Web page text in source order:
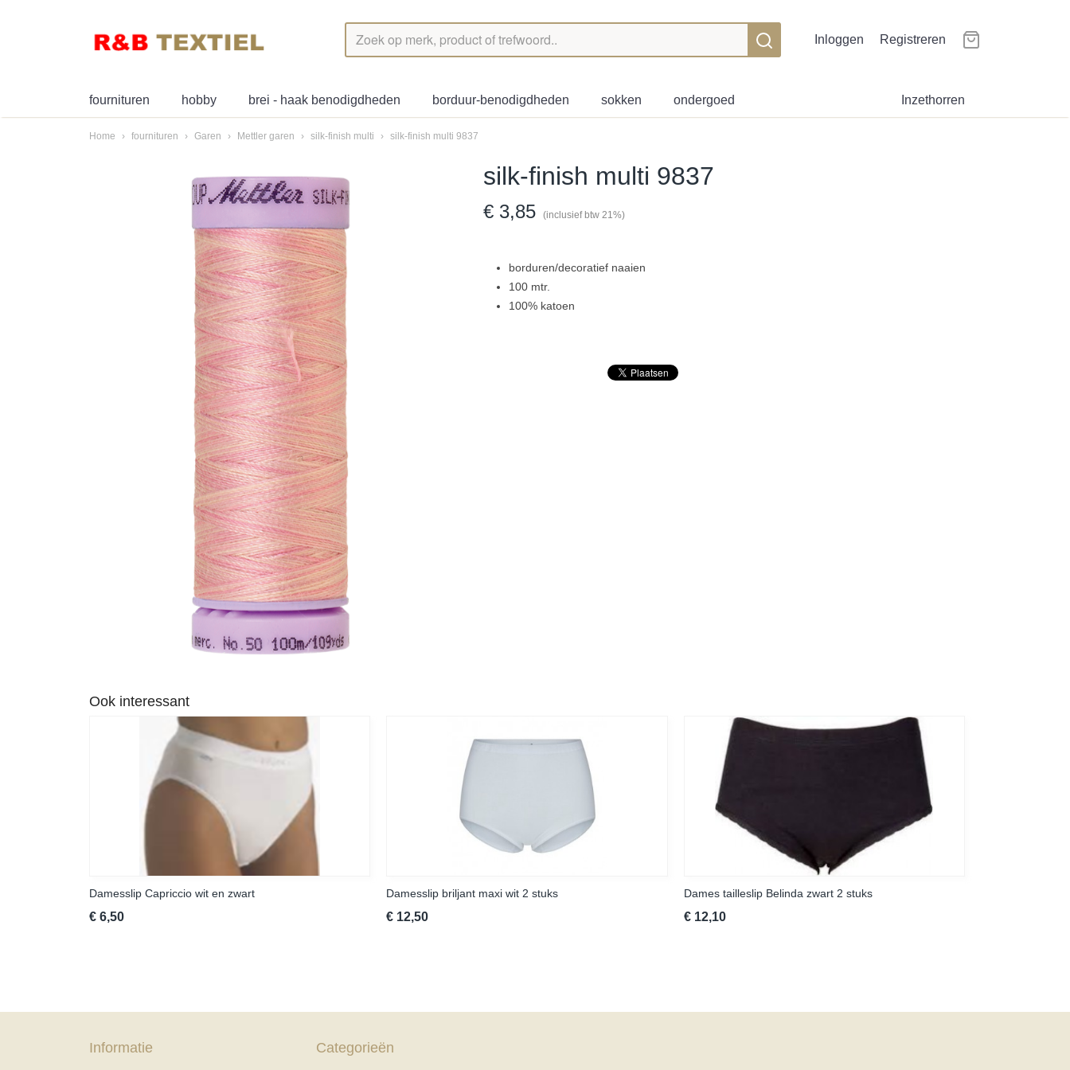
Inloggen Registreren
Inzethorren
fournituren hobby brei - haak benodigdheden borduur-benodigdheden sokken ondergoed
Home › fournituren › Garen › Mettler garen › silk-finish multi › silk-finish multi 9837
silk-finish multi 9837
€ 3,85 (inclusief btw 21%)
borduren/decoratief naaien
100 mtr.
100% katoen
Ook interessant
Damesslip Capriccio wit en zwart
€ 6,50
Damesslip briljant maxi wit 2 stuks
€ 12,50
Dames tailleslip Belinda zwart 2 stuks
€ 12,10
Informatie Categorieën